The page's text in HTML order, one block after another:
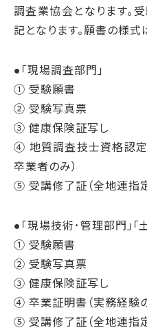
調査業協会となります。
記となります。願書の様式
●「現場調査部門」
① 受験願書
② 受験写真票
③ 健康保険証写し
④ 地質調査技士資格認定
卒業者のみ）
⑤ 受講修了証（全地連指
●「現場技術･管理部門」
① 受験願書
② 受験写真票
③ 健康保険証写し
④ 卒業証明書（実務経験
⑤ 受講修了証（全地連指